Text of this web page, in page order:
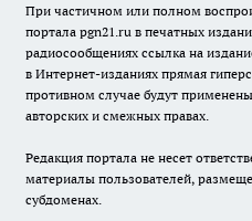
При частичном или полном
портала pgn21.ru в печатных
радиосообщениях ссылка на
в Интернет-изданиях прямая
противном случае будут
авторских и смежных правах.
Редакция портала не несет
материалы пользователей,
субдоменах.